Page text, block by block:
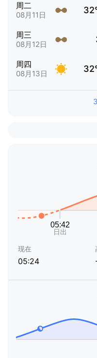
周二
08月11日
周三
08月12日
周四
08月13日
现在
05:24